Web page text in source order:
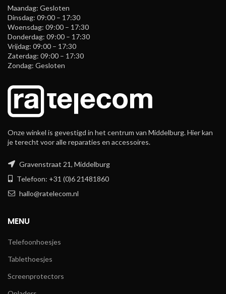
Maandag: Gesloten
Dinsdag: 09:00 – 17:30
Woensdag: 09:00 – 17:30
Donderdag: 09:00 – 17:30
Vrijdag: 09:00 – 17:30
Zaterdag: 09:00 – 17:30
Zondag: Gesloten
Onze winkel is gevestigd in het centrum van Middelburg. Hier kan
je terecht voor alle reparaties en accessoires.
Gravenstraat 21, Middelburg
Telefoon: +31 (0)6 21481860
hallo@ratelecom.nl
MENU
Telefoonhoesjes
Tablethoesjes
Screenprotectors